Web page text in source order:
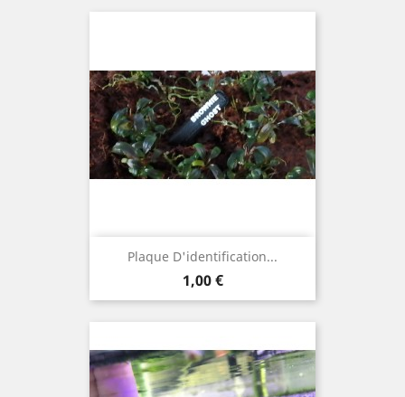
Plaque D'identification...
Prix
1,00 €